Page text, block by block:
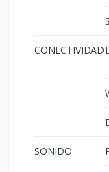
CONECTIVIDAD
SONIDO